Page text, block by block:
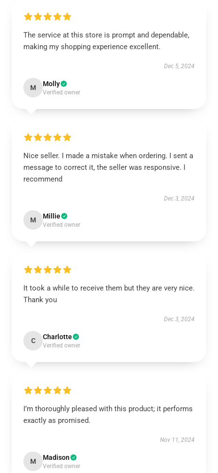
The service at this store is prompt and dependable,
making my shopping experience excellent.
Dec 5, 2024
M Molly
Verified owner
Nice seller. I made a mistake when ordering. I sent a
message to correct it, the seller was responsive. I
recommend
Dec 3, 2024
M Millie
Verified owner
It took a while to receive them but they are very nice.
Thank you
Dec 3, 2024
C Charlotte
Verified owner
I’m thoroughly pleased with this product; it performs
exactly as promised.
Nov 11, 2024
M Madison
Verified owner